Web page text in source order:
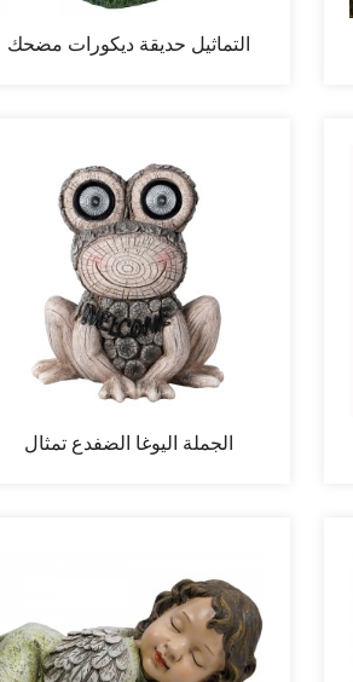
التماثيل حديقة ديكورات مضحك
الجملة اليوغا الضفدع تمثال